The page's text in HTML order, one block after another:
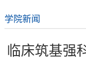
学院新闻
临床筑基强